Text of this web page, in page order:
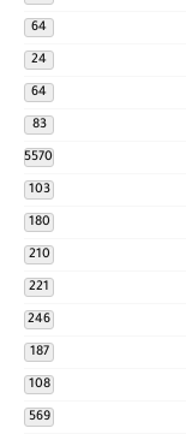
64
24
64
83
5570
103
180
210
221
246
187
108
569